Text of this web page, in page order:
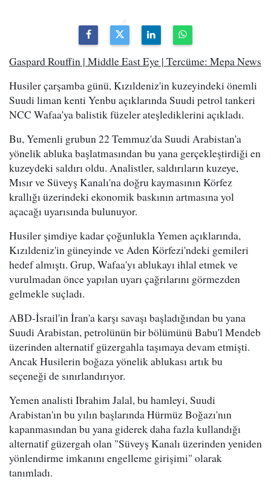
Gaspard Rouffin | Middle East Eye | Tercüme: Mepa News
Husiler çarşamba günü, Kızıldeniz'in kuzeyindeki önemli
Suudi liman kenti Yenbu açıklarında Suudi petrol tankeri
NCC Wafaa'ya balistik füzeler ateşlediklerini açıkladı.
Bu, Yemenli grubun 22 Temmuz'da Suudi Arabistan'a
yönelik abluka başlatmasından bu yana gerçekleştirdiği en
kuzeydeki saldırı oldu. Analistler, saldırıların kuzeye,
Mısır ve Süveyş Kanalı'na doğru kaymasının Körfez
krallığı üzerindeki ekonomik baskının artmasına yol
açacağı uyarısında bulunuyor.
Husiler şimdiye kadar çoğunlukla Yemen açıklarında,
Kızıldeniz'in güneyinde ve Aden Körfezi'ndeki gemileri
hedef almıştı. Grup, Wafaa'yı ablukayı ihlal etmek ve
vurulmadan önce yapılan uyarı çağrılarını görmezden
gelmekle suçladı.
ABD-İsrail'in İran'a karşı savaşı başladığından bu yana
Suudi Arabistan, petrolünün bir bölümünü Babu'l Mendeb
üzerinden alternatif güzergahla taşımaya devam etmişti.
Ancak Husilerin boğaza yönelik ablukası artık bu
seçeneği de sınırlandırıyor.
Yemen analisti Ibrahim Jalal, bu hamleyi, Suudi
Arabistan'ın bu yılın başlarında Hürmüz Boğazı'nın
kapanmasından bu yana giderek daha fazla kullandığı
alternatif güzergah olan "Süveyş Kanalı üzerinden yeniden
yönlendirme imkanını engelleme girişimi" olarak
tanımladı.